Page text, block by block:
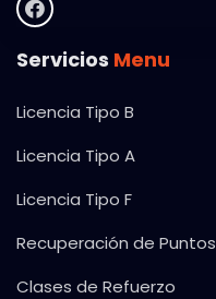
Servicios Menu
Licencia Tipo B
Licencia Tipo A
Licencia Tipo F
Recuperación de Puntos
Clases de Refuerzo